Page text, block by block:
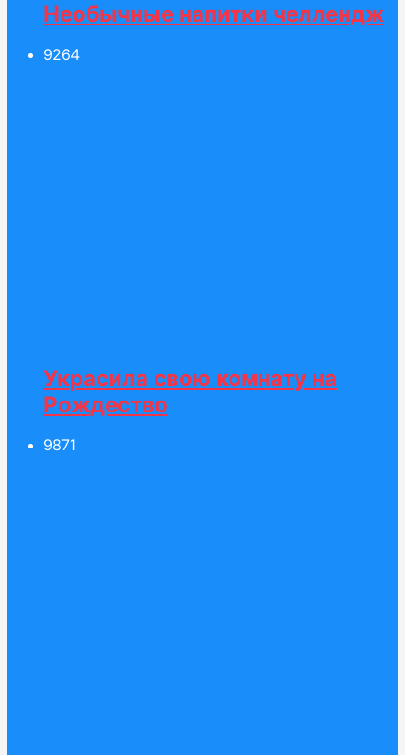
Необычные напитки челлендж
9264
Украсила свою комнату на
Рождество
9871